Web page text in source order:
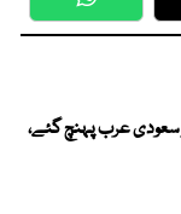
WhatsApp
سعودی عرب پہنچ گئے،